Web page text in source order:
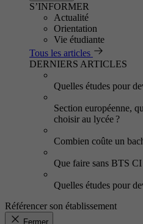
S’INFORMER
Actualité
Orientation
Vie étudiante
Tous les articles
DERNIERS ARTICLES
Quelles études pour
Section européenne,
choisir au lycée ?
Combien coûte un
Que faire sans BTS CI
Quelles études pour
Référencer son établissement
Fermer